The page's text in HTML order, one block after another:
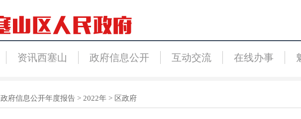
资讯西塞山 政府信息公开 互动交流 在线办事
政府信息公开年度报告> 2022年> 区政府